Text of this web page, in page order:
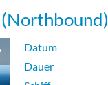
Datum
Dauer